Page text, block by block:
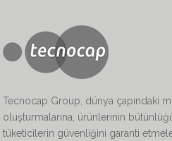
Tecnocap Group, dünya çapındaki
oluşturmalarına, ürünlerinin
tüketicilerin güvenliğini garanti